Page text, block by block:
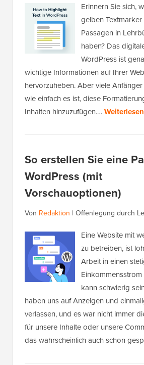
Erinnern Sie sich,
gelben
Passagen in
haben? Das
WordPress ist
wichtige Informationen auf Ihrer
hervorzuheben. Aber viele
wie einfach es ist, diese
Inhalten hinzuzufügen.…
So erstellen Sie eine
WordPress (mit
Vorschauoptionen)
Von Redaktion | Offenlegung durch
Eine Website mit
zu betreiben, ist
Arbeit in einen
kann schwierig
haben uns auf Anzeigen und
verlassen, und es war nicht immer
für unsere Inhalte oder unsere
das wahrscheinlich auch schon